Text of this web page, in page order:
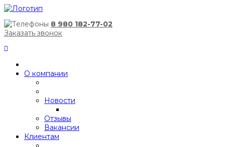
8 980 182-77-02
Заказать звонок
О компании
Новости
Отзывы
Вакансии
Клиентам